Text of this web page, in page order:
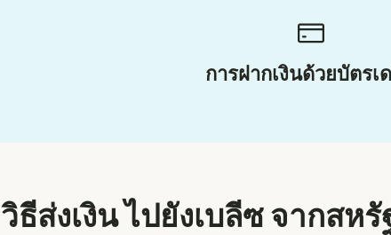
การฝากเงินด้วยบัตรเ
วิธีส่งเงิน ไปยังเบลีซ จากสห